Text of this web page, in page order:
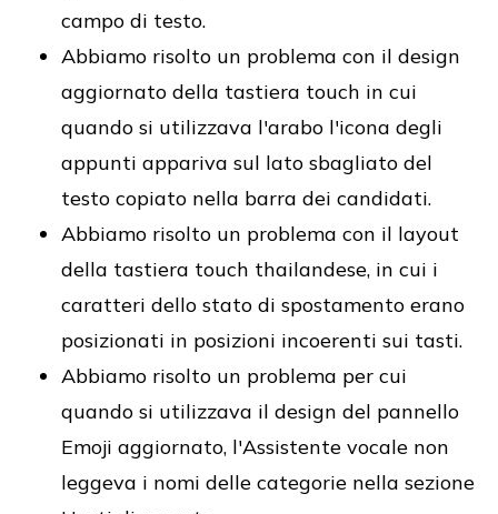
campo di testo.
Abbiamo risolto un problema con il design
aggiornato della tastiera touch in cui
quando si utilizzava l'arabo l'icona degli
appunti appariva sul lato sbagliato del
testo copiato nella barra dei candidati.
Abbiamo risolto un problema con il layout
della tastiera touch thailandese, in cui i
caratteri dello stato di spostamento erano
posizionati in posizioni incoerenti sui tasti.
Abbiamo risolto un problema per cui
quando si utilizzava il design del pannello
Emoji aggiornato, l'Assistente vocale non
leggeva i nomi delle categorie nella sezione